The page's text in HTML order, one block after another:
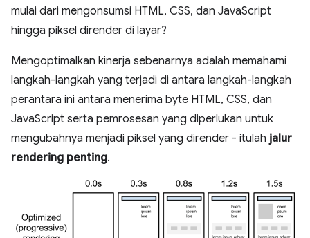
mulai dari mengonsumsi HTML, CSS, dan JavaScript
hingga piksel dirender di layar?
Mengoptimalkan kinerja sebenarnya adalah memahami
langkah-langkah yang terjadi di antara langkah-langkah
perantara ini antara menerima byte HTML, CSS, dan
JavaScript serta pemrosesan yang diperlukan untuk
mengubahnya menjadi piksel yang dirender - itulah jalur
rendering penting.